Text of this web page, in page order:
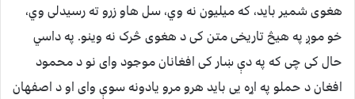
هغوی شمیر باید، که میلیون نه وي، سل هاو زرو ته رسیدلی وي،
خو موږ په هیڅ تاریخی متن کی د هغوی څرک نه وینو. په داسي
حال کی چی که په دې ښار کی افغانان موجود وای نو د محمود
افغان د حملو په اړه یی باید هرو مرو یادونه سوې وای او د اصفهان